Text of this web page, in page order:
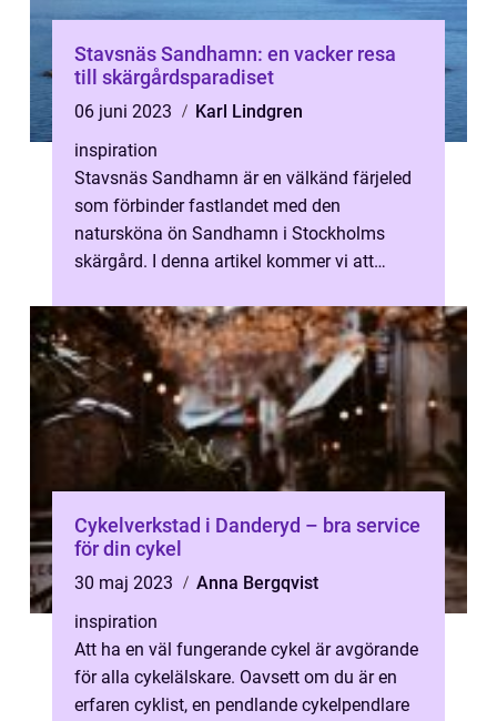
Stavsnäs Sandhamn: en vacker resa
till skärgårdsparadiset
06 juni 2023
Karl Lindgren
inspiration
Stavsnäs Sandhamn är en välkänd färjeled
som förbinder fastlandet med den
natursköna ön Sandhamn i Stockholms
skärgård. I denna artikel kommer vi att
utgångspunkt för...
Cykelverkstad i Danderyd – bra service
för din cykel
30 maj 2023
Anna Bergqvist
inspiration
Att ha en väl fungerande cykel är avgörande
för alla cykelälskare. Oavsett om du är en
erfaren cyklist, en pendlande cykelpendlare